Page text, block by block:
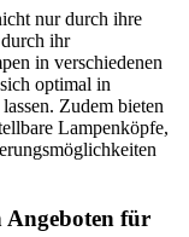
nur durch ihre
ihr
in verschiedenen
optimal in
Zudem bieten
Lampenköpfe,
Angeboten für